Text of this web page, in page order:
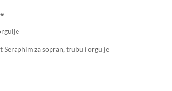
za sopran, trubu i orgulje